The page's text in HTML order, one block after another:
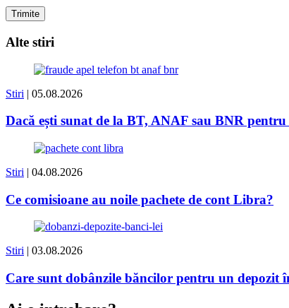
Alte stiri
Stiri | 05.08.2026
Dacă ești sunat de la BT, ANAF sau BNR
Stiri | 04.08.2026
Ce comisioane au noile pachete de cont Libra?
Stiri | 03.08.2026
Care sunt dobânzile băncilor pentru un depozit